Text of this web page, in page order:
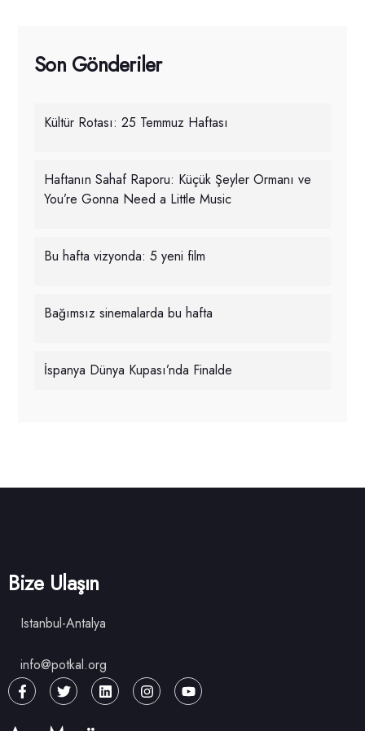
Son Gönderiler
Kültür Rotası: 25 Temmuz Haftası
Haftanın Sahaf Raporu: Küçük Şeyler Ormanı ve
You’re Gonna Need a Little Music
Bu hafta vizyonda: 5 yeni film
Bağımsız sinemalarda bu hafta
İspanya Dünya Kupası’nda Finalde
Bize Ulaşın
Istanbul-Antalya
info@potkal.org